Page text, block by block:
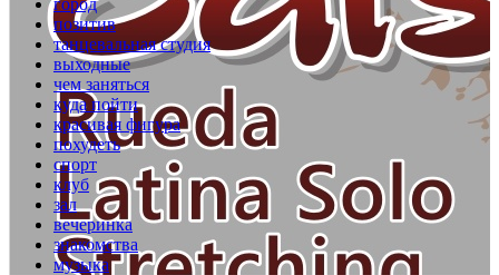
город
позитив
танцевальная студия
выходные
чем заняться
куда пойти
красивая фигура
похудеть
спорт
клуб
зал
вечеринка
знакомства
музыка